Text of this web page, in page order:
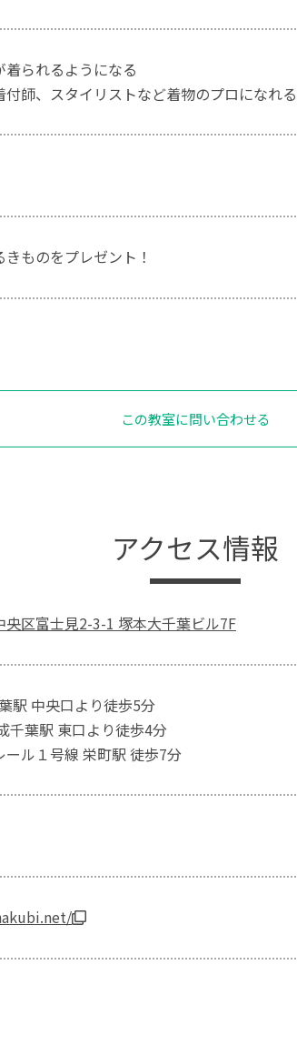
着られるようになる
付師、スタイリストなど着物のプロになれる
ものをプレゼント！
この教室に問い合わせる
アクセス情報
央区富士見2-3-1 塚本大千葉ビル7F
駅 中央口より徒歩5分
千葉駅 東口より徒歩4分
ール１号線 栄町駅 徒歩7分